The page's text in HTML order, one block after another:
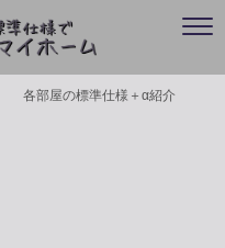
各部屋の標準仕様＋α紹介